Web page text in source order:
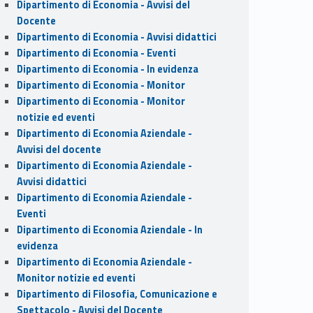
Dipartimento di Economia - Avvisi del
Docente
Dipartimento di Economia - Avvisi didattici
Dipartimento di Economia - Eventi
Dipartimento di Economia - In evidenza
Dipartimento di Economia - Monitor
Dipartimento di Economia - Monitor
notizie ed eventi
Dipartimento di Economia Aziendale -
Avvisi del docente
Dipartimento di Economia Aziendale -
Avvisi didattici
Dipartimento di Economia Aziendale -
Eventi
Dipartimento di Economia Aziendale - In
evidenza
Dipartimento di Economia Aziendale -
Monitor notizie ed eventi
Dipartimento di Filosofia, Comunicazione e